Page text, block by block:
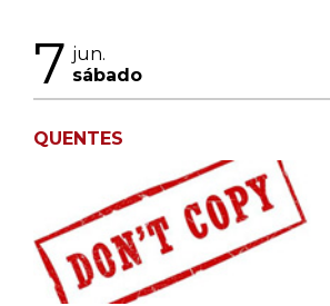
7 jun.
sábado
QUENTES